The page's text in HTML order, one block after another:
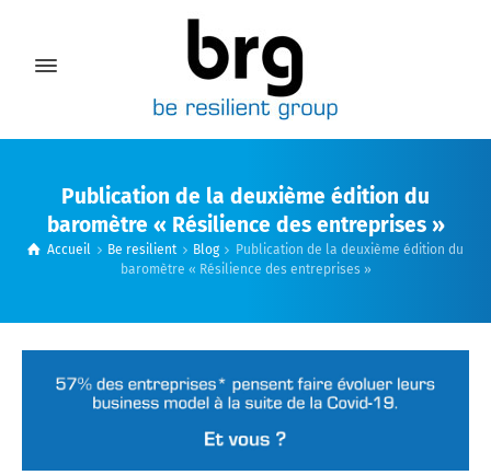
Publication de la deuxième édition du
baromètre « Résilience des entreprises »
Accueil Be resilient Blog
Publication de la deuxième édition du
baromètre « Résilience des entreprises »